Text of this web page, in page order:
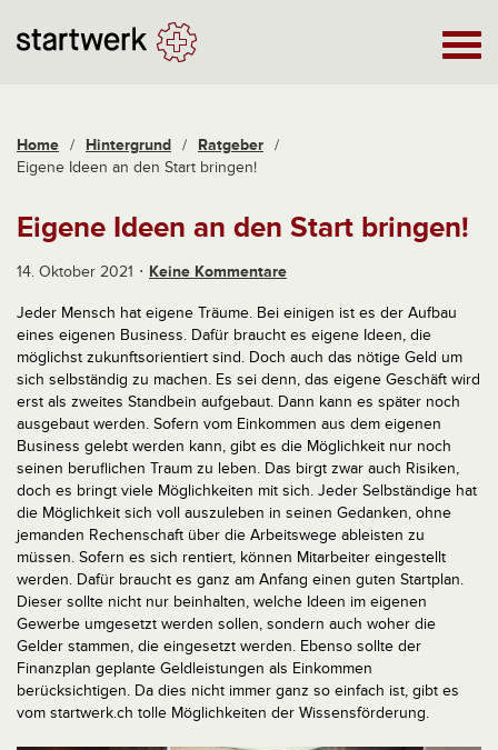
Home / Hintergrund / Ratgeber /
Eigene Ideen an den Start bringen!
Eigene Ideen an den Start bringen!
14. Oktober 2021 Keine Kommentare
Jeder Mensch hat eigene Träume. Bei einigen ist es der Aufbau
eines eigenen Business. Dafür braucht es eigene Ideen, die
möglichst zukunftsorientiert sind. Doch auch das nötige Geld um
sich selbständig zu machen. Es sei denn, das eigene Geschäft wird
erst als zweites Standbein aufgebaut. Dann kann es später noch
ausgebaut werden. Sofern vom Einkommen aus dem eigenen
Business gelebt werden kann, gibt es die Möglichkeit nur noch
seinen beruflichen Traum zu leben. Das birgt zwar auch Risiken,
doch es bringt viele Möglichkeiten mit sich. Jeder Selbständige hat
die Möglichkeit sich voll auszuleben in seinen Gedanken, ohne
jemanden Rechenschaft über die Arbeitswege ableisten zu
müssen. Sofern es sich rentiert, können Mitarbeiter eingestellt
werden. Dafür braucht es ganz am Anfang einen guten Startplan.
Dieser sollte nicht nur beinhalten, welche Ideen im eigenen
Gewerbe umgesetzt werden sollen, sondern auch woher die
Gelder stammen, die eingesetzt werden. Ebenso sollte der
Finanzplan geplante Geldleistungen als Einkommen
berücksichtigen. Da dies nicht immer ganz so einfach ist, gibt es
vom startwerk.ch tolle Möglichkeiten der Wissensförderung.